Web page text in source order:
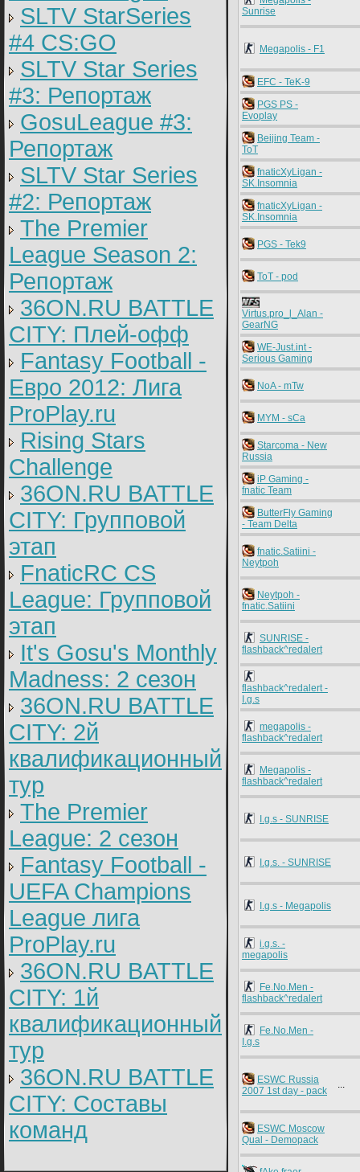
SLTV StarSeries
#4 CS:GO
SLTV Star Series
#3: Репортаж
GosuLeague #3:
Репортаж
SLTV Star Series
#2: Репортаж
The Premier
League Season 2:
Репортаж
36ON.RU BATTLE
CITY: Плей-офф
Fantasy Football -
Евро 2012: Лига
ProPlay.ru
Rising Stars
Challenge
36ON.RU BATTLE
CITY: Групповой
этап
FnaticRC CS
League: Групповой
этап
It's Gosu's Monthly
Madness: 2 сезон
36ON.RU BATTLE
CITY: 2й
квалификационный
тур
The Premier
League: 2 cезон
Fantasy Football -
UEFA Champions
League лига
ProPlay.ru
36ON.RU BATTLE
CITY: 1й
квалификационный
тур
36ON.RU BATTLE
CITY: Составы
команд
Sunrise
Megapolis - F1
EFC - TeK-9
PGS PS -
Evoplay
Beijing Team -
ToT
fnaticXyLigan -
SK.Insomnia
fnaticXyLigan -
SK.Insomnia
PGS - Tek9
ToT - pod
Virtus.pro_l_Alan -
GearNG
WE-Just.int -
Serious Gaming
NoA - mTw
MYM - sCa
Starcoma - New
Russia
iP Gaming -
fnatic Team
ButterFly Gaming
- Team Delta
fnatic.Satiini -
Neytpoh
Neytpoh -
fnatic.Satiini
SUNRISE -
flashback^redalert
flashback^redalert -
I.g.s
megapolis -
flashback^redalert
Megapolis -
flashback^redalert
I.g.s - SUNRISE
I.g.s. - SUNRISE
I.g.s - Megapolis
i.g.s. -
megapolis
Fe.No.Men -
flashback^redalert
Fe.No.Men -
I.g.s
ESWC Russia
2007 1st day - pack
...
ESWC Moscow
Qual - Demopack